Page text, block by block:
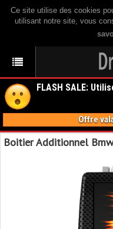
Ce site utilise des cookies
utilisant notre site, vous
FLASH SALE:
Offre
Boitier Additionnel